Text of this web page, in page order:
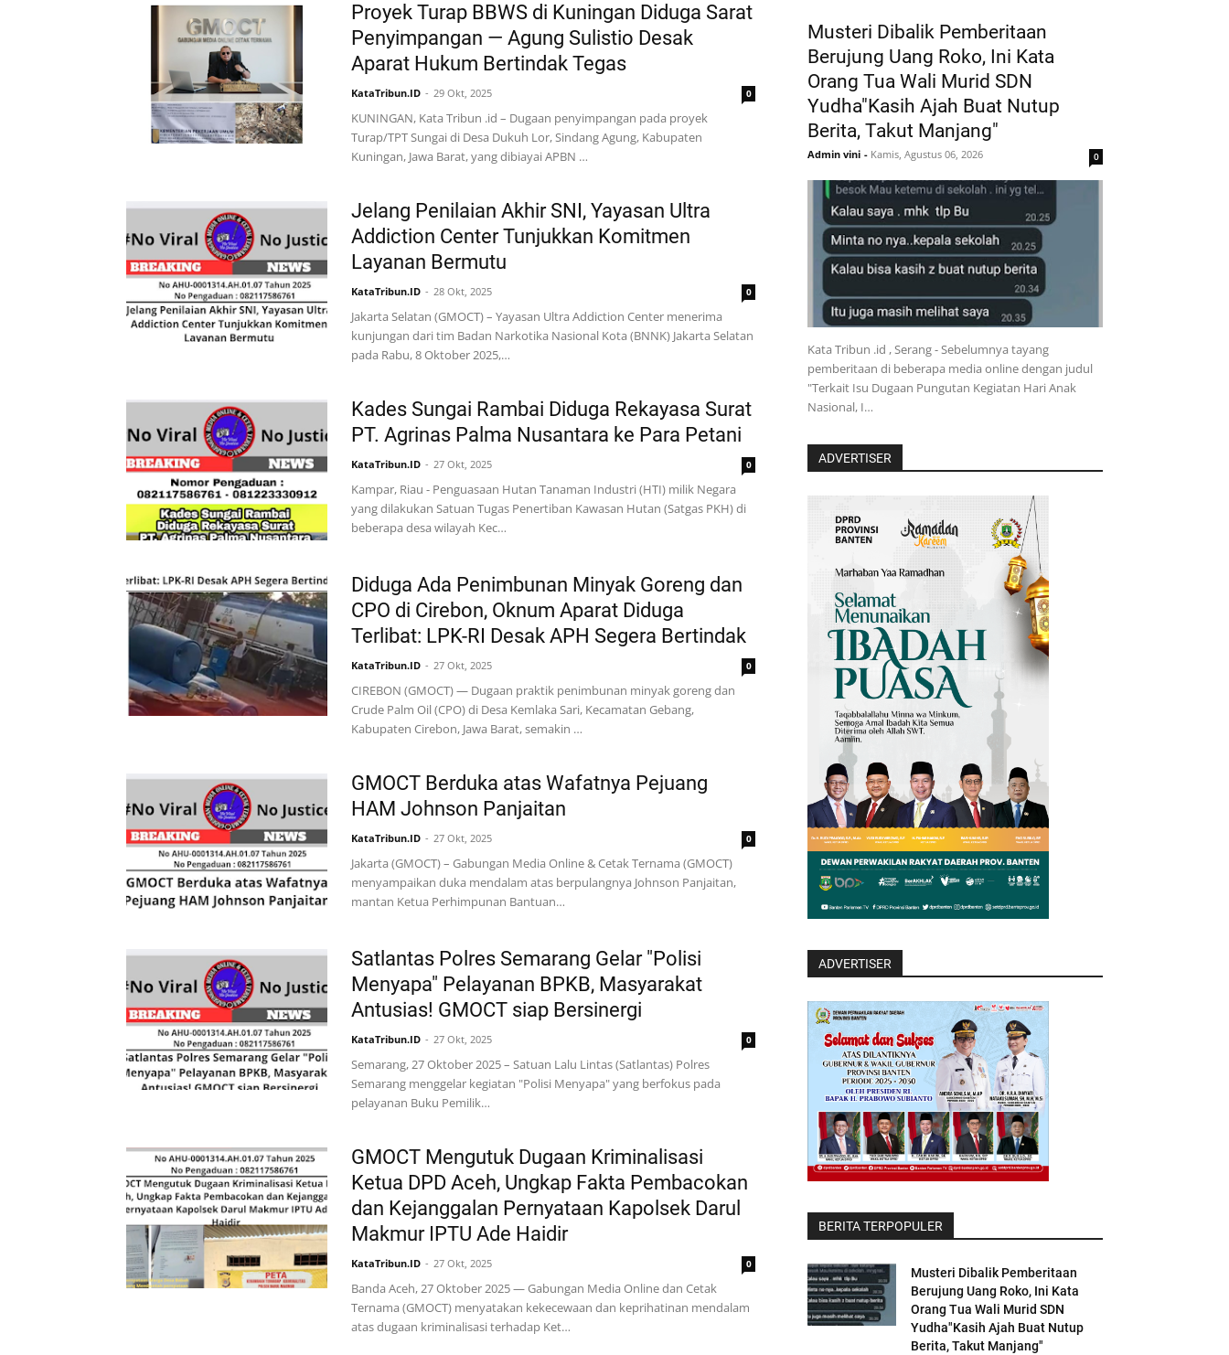
Proyek Turap BBWS di Kuningan Diduga Sarat
Penyimpangan — Agung Sulistio Desak
Aparat Hukum Bertindak Tegas
KataTribun.ID 29 Okt, 2025 0
KUNINGAN, Kata Tribun .id – Dugaan penyimpangan pada proyek
Turap/TPT Sungai di Desa Dukuh Lor, Sindang Agung, Kabupaten
Kuningan, Jawa Barat, yang dibiayai APBN …
Jelang Penilaian Akhir SNI, Yayasan Ultra
Addiction Center Tunjukkan Komitmen
Layanan Bermutu
KataTribun.ID 28 Okt, 2025 0
Jakarta Selatan (GMOCT) – Yayasan Ultra Addiction Center menerima
kunjungan dari tim Badan Narkotika Nasional Kota (BNNK) Jakarta Selatan
pada Rabu, 8 Oktober 2025,…
Kades Sungai Rambai Diduga Rekayasa Surat
PT. Agrinas Palma Nusantara ke Para Petani
KataTribun.ID 27 Okt, 2025 0
Kampar, Riau - Penguasaan Hutan Tanaman Industri (HTI) milik Negara
yang dilakukan Satuan Tugas Penertiban Kawasan Hutan (Satgas PKH) di
beberapa desa wilayah Kec…
Diduga Ada Penimbunan Minyak Goreng dan
CPO di Cirebon, Oknum Aparat Diduga
Terlibat: LPK-RI Desak APH Segera Bertindak
KataTribun.ID 27 Okt, 2025 0
CIREBON (GMOCT) — Dugaan praktik penimbunan minyak goreng dan
Crude Palm Oil (CPO) di Desa Kemlaka Sari, Kecamatan Gebang,
Kabupaten Cirebon, Jawa Barat, semakin …
GMOCT Berduka atas Wafatnya Pejuang
HAM Johnson Panjaitan
KataTribun.ID 27 Okt, 2025 0
Jakarta (GMOCT) – Gabungan Media Online & Cetak Ternama (GMOCT)
menyampaikan duka mendalam atas berpulangnya Johnson Panjaitan,
mantan Ketua Perhimpunan Bantuan…
Satlantas Polres Semarang Gelar "Polisi
Menyapa" Pelayanan BPKB, Masyarakat
Antusias! GMOCT siap Bersinergi
KataTribun.ID 27 Okt, 2025 0
Semarang, 27 Oktober 2025 – Satuan Lalu Lintas (Satlantas) Polres
Semarang menggelar kegiatan "Polisi Menyapa" yang berfokus pada
pelayanan Buku Pemilik…
GMOCT Mengutuk Dugaan Kriminalisasi
Ketua DPD Aceh, Ungkap Fakta Pembacokan
dan Kejanggalan Pernyataan Kapolsek Darul
Makmur IPTU Ade Haidir
KataTribun.ID 27 Okt, 2025 0
Banda Aceh, 27 Oktober 2025 — Gabungan Media Online dan Cetak
Ternama (GMOCT) menyatakan kekecewaan dan keprihatinan mendalam
atas dugaan kriminalisasi terhadap Ket…
Musteri Dibalik Pemberitaan
Berujung Uang Roko, Ini Kata
Orang Tua Wali Murid SDN
Yudha"Kasih Ajah Buat Nutup
Berita, Takut Manjang"
Admin vini - Kamis, Agustus 06, 2026 0
Kata Tribun .id , Serang - Sebelumnya tayang
pemberitaan di beberapa media online dengan judul
"Terkait Isu Dugaan Pungutan Kegiatan Hari Anak
Nasional, I…
ADVERTISER
ADVERTISER
BERITA TERPOPULER
Musteri Dibalik Pemberitaan
Berujung Uang Roko, Ini Kata
Orang Tua Wali Murid SDN
Yudha"Kasih Ajah Buat Nutup
Berita, Takut Manjang"